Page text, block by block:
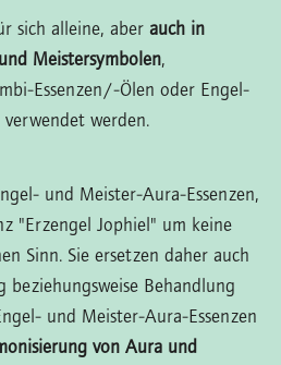
sich alleine, aber auch in
Meistersymbolen,
Essenzen/-Ölen oder Engel-
verwendet werden.
und Meister-Aura-Essenzen,
"Erzengel Jophiel" um keine
Sinn. Sie ersetzen daher auch
Behandlung
und Meister-Aura-Essenzen
von Aura und